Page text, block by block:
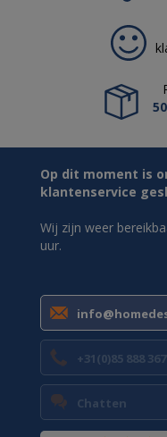
Op dit moment is
klantenservice
Wij zijn weer
uur.
+31(0)85 888
Chatten